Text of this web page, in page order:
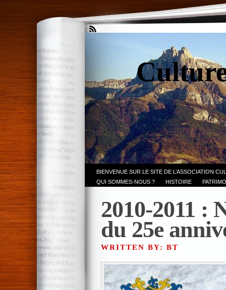
BIENVENUE SUR LE SITE DE L’ASSOCIATION
QUI SOMMES-NOUS ?
HISTOIRE
2010-2011 :
du 25e
WRITTEN BY: BT